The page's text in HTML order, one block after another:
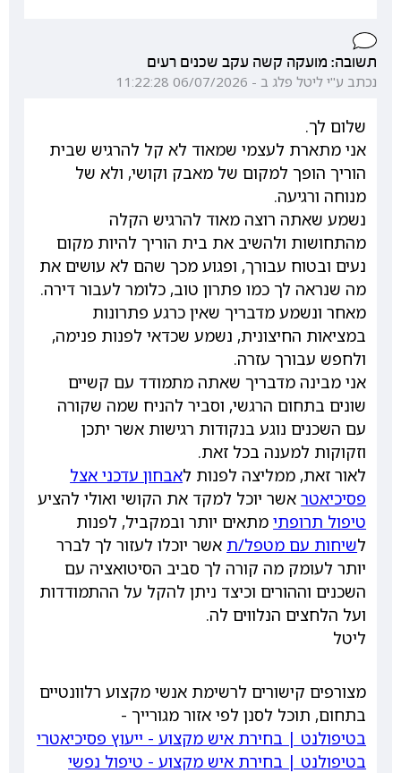
תשובה: מועקה קשה עקב שכנים רעים
נכתב ע"י ליטל פלג ב - 06/07/2026 11:22:28
שלום לך.
אני מתארת לעצמי שמאוד לא קל להרגיש שבית
הוריך הופך למקום של מאבק וקושי, ולא של
מנוחה ורגיעה.
נשמע שאתה רוצה מאוד להרגיש הקלה
מהתחושות ולהשיב את בית הוריך להיות מקום
נעים ובטוח עבורך, ופגוע מכך שהם לא עושים את
מה שנראה לך כמו פתרון טוב, כלומר לעבור דירה.
מאחר ונשמע מדבריך שאין כרגע פתרונות
במציאות החיצונית, נשמע שכדאי לפנות פנימה,
ולחפש עבורך עזרה.
אני מבינה מדבריך שאתה מתמודד עם קשיים
שונים בתחום הרגשי, וסביר להניח שמה שקורה
עם השכנים נוגע בנקודות רגישות אשר יתכן
וזקוקות למענה בכל זאת.
לאור זאת, ממליצה לפנות לאבחון עדכני אצל
פסיכיאטראשר יוכל למקד את הקושי ואולי להציע
טיפול תרופתימתאים יותר ובמקביל, לפנות
לשיחות עם מטפל/ת אשר יוכלו לעזור לך לברר
יותר לעומק מה קורה לך סביב הסיטואציה עם
השכנים וההורים וכיצד ניתן להקל על ההתמודדות
ועל הלחצים הנלווים לה.
ליטל
מצורפים קישורים לרשימת אנשי מקצוע רלוונטיים
בתחום, תוכל לסנן לפי אזור מגורייך -
בטיפולנט | בחירת איש מקצוע - ייעוץ פסיכיאטרי
בטיפולנט | בחירת איש מקצוע - טיפול נפשי